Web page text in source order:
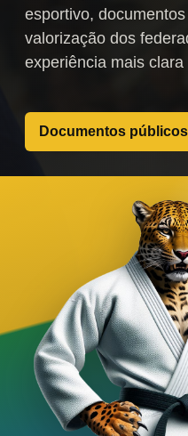
esportivo,
valorização dos
experiência mais clara
Documentos públicos